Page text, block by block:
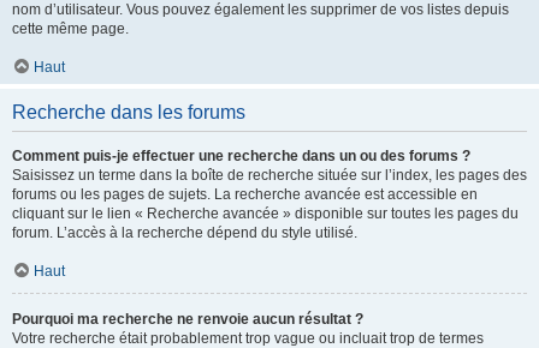
nom d’utilisateur. Vous pouvez également les supprimer de vos listes depuis
cette même page.
Haut
Recherche dans les forums
Comment puis-je effectuer une recherche dans un ou des forums ?
Saisissez un terme dans la boîte de recherche située sur l’index, les pages des
forums ou les pages de sujets. La recherche avancée est accessible en
cliquant sur le lien « Recherche avancée » disponible sur toutes les pages du
forum. L’accès à la recherche dépend du style utilisé.
Haut
Pourquoi ma recherche ne renvoie aucun résultat ?
Votre recherche était probablement trop vague ou incluait trop de termes